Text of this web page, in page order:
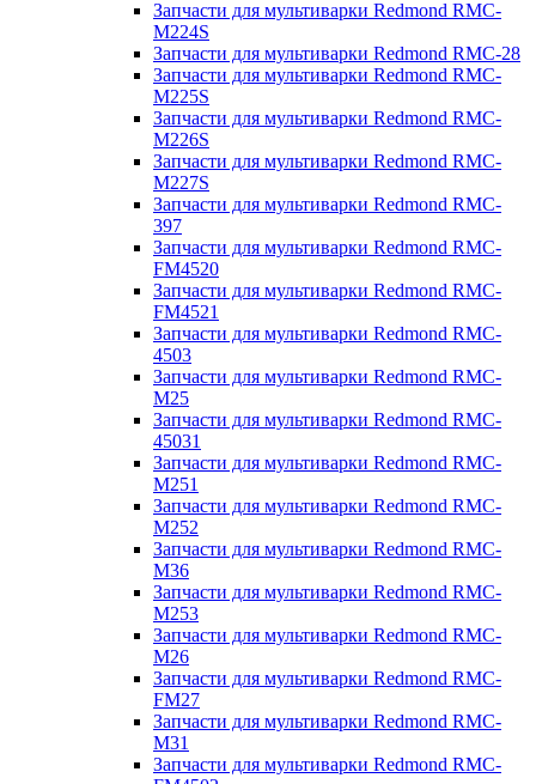
Запчасти для мультиварки Redmond RMC-
M224S
Запчасти для мультиварки Redmond RMC-28
Запчасти для мультиварки Redmond RMC-
M225S
Запчасти для мультиварки Redmond RMC-
M226S
Запчасти для мультиварки Redmond RMC-
M227S
Запчасти для мультиварки Redmond RMC-
397
Запчасти для мультиварки Redmond RMC-
FM4520
Запчасти для мультиварки Redmond RMC-
FM4521
Запчасти для мультиварки Redmond RMC-
4503
Запчасти для мультиварки Redmond RMC-
M25
Запчасти для мультиварки Redmond RMC-
45031
Запчасти для мультиварки Redmond RMC-
M251
Запчасти для мультиварки Redmond RMC-
M252
Запчасти для мультиварки Redmond RMC-
M36
Запчасти для мультиварки Redmond RMC-
M253
Запчасти для мультиварки Redmond RMC-
M26
Запчасти для мультиварки Redmond RMC-
FM27
Запчасти для мультиварки Redmond RMC-
M31
Запчасти для мультиварки Redmond RMC-